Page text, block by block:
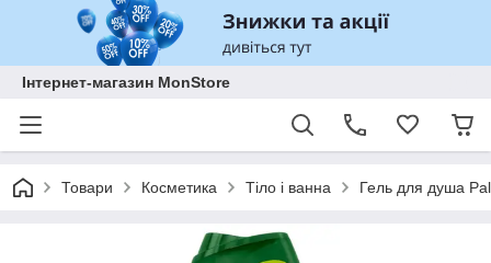
Інтернет-магазин MonStore
Товари Косметика Тіло і ванна Гель для душа